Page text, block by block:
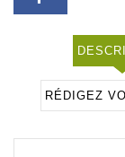
RÉDIGEZ